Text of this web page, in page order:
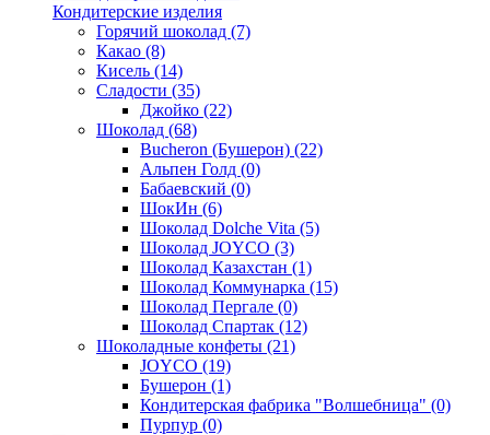
Кондитерские изделия
Горячий шоколад (7)
Какао (8)
Кисель (14)
Сладости (35)
Джойко (22)
Шоколад (68)
Bucheron (Бушерон) (22)
Альпен Голд (0)
Бабаевский (0)
ШокИн (6)
Шоколад Dolche Vita (5)
Шоколад JOYCO (3)
Шоколад Казахстан (1)
Шоколад Коммунарка (15)
Шоколад Пергале (0)
Шоколад Спартак (12)
Шоколадные конфеты (21)
JOYCO (19)
Бушерон (1)
Кондитерская фабрика "Волшебница" (0)
Пурпур (0)